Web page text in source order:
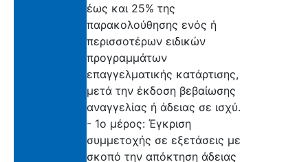
έως και 25% της
παρακολούθησης ενός ή
περισσοτέρων ειδικών
προγραμμάτων
επαγγελματικής κατάρτισης,
μετά την έκδοση βεβαίωσης
αναγγελίας ή άδειας σε ισχύ.
- 1ο μέρος: Έγκριση
συμμετοχής σε εξετάσεις με
σκοπό την απόκτηση άδειας